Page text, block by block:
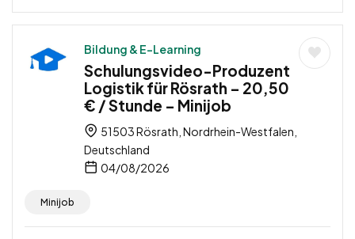
Bildung & E-Learning
Schulungsvideo-Produzent
Logistik für Rösrath – 20,50
€ / Stunde – Minijob
51503 Rösrath, Nordrhein-Westfalen,
Deutschland
04/08/2026
Minijob